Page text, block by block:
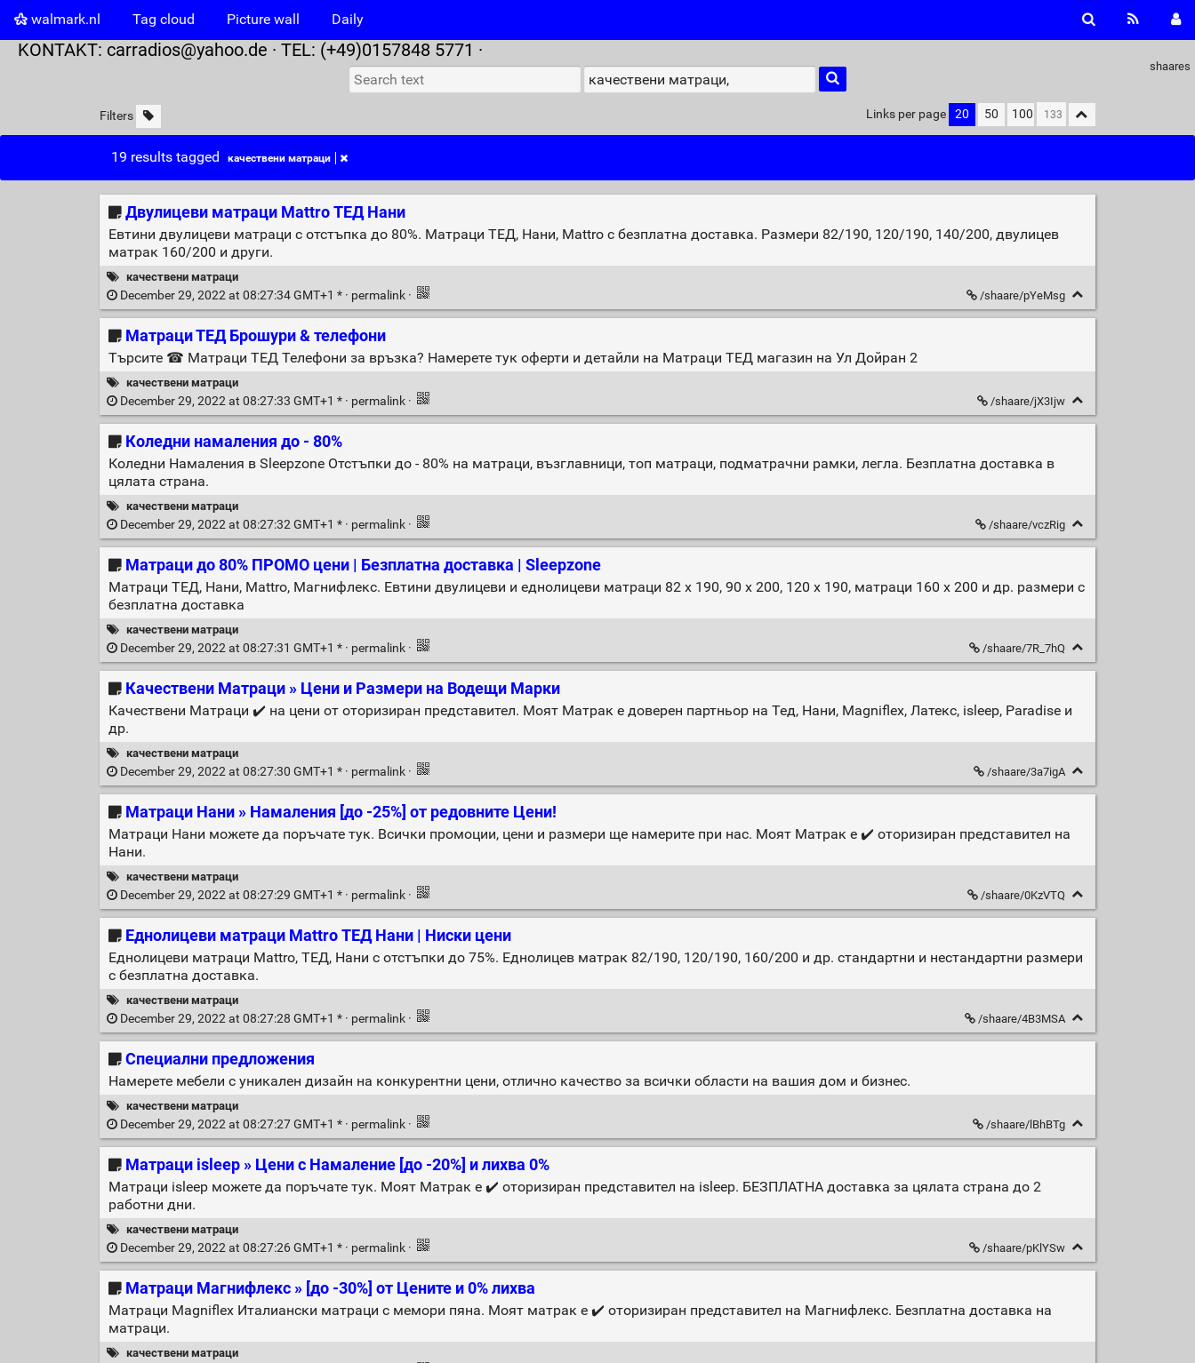
walmark.nl Tag cloud Picture wall Daily
KONTAKT: carradios@yahoo.de · TEL: (+49)0157848 5771 ·
shaares
Filters Links per page 20 50 100
19 results tagged качествени матраци
Двулицеви матраци Mattro ТЕД Нани
Евтини двулицеви матраци с отстъпка до 80%. Матраци ТЕД, Нани, Mattro с безплатна доставка. Размери 82/190, 120/190, 140/200, двулицев
матрак 160/200 и други.
качествени матраци
December 29, 2022 at 08:27:34 GMT+1 * · permalink · /shaare/pYeMsg
Матраци ТЕД Брошури & телефони
Търсите ☎ Матраци ТЕД Телефони за връзка? Намерете тук оферти и детайли на Матраци ТЕД магазин на Ул Дойран 2
качествени матраци
December 29, 2022 at 08:27:33 GMT+1 * · permalink · /shaare/jX3Ijw
Коледни намаления до - 80%
Коледни Намаления в Sleepzone Отстъпки до - 80% на матраци, възглавници, топ матраци, подматрачни рамки, легла. Безплатна доставка в
цялата страна.
качествени матраци
December 29, 2022 at 08:27:32 GMT+1 * · permalink · /shaare/vczRig
Матраци до 80% ПРОМО цени | Безплатна доставка | Sleepzone
Матраци ТЕД, Нани, Mattro, Магнифлекс. Евтини двулицеви и еднолицеви матраци 82 х 190, 90 х 200, 120 х 190, матраци 160 х 200 и др. размери с
безплатна доставка
качествени матраци
December 29, 2022 at 08:27:31 GMT+1 * · permalink · /shaare/7R_7hQ
Качествени Матраци » Цени и Размери на Водещи Марки
Качествени Матраци ✔️ на цени от оторизиран представител. Моят Матрак е доверен партньор на Тед, Нани, Magniflex, Латекс, isleep, Paradise и
др.
качествени матраци
December 29, 2022 at 08:27:30 GMT+1 * · permalink · /shaare/3a7igA
Матраци Нани » Намаления [до -25%] от редовните Цени!
Матраци Нани можете да поръчате тук. Всички промоции, цени и размери ще намерите при нас. Моят Матрак е ✔️ оторизиран представител на
Нани.
качествени матраци
December 29, 2022 at 08:27:29 GMT+1 * · permalink · /shaare/0KzVTQ
Еднолицеви матраци Mattro ТЕД Нани | Ниски цени
Еднолицеви матраци Mattro, ТЕД, Нани с отстъпки до 75%. Еднолицев матрак 82/190, 120/190, 160/200 и др. стандартни и нестандартни размери
с безплатна доставка.
качествени матраци
December 29, 2022 at 08:27:28 GMT+1 * · permalink · /shaare/4B3MSA
Специални предложения
Намерете мебели с уникален дизайн на конкурентни цени, отлично качество за всички области на вашия дом и бизнес.
качествени матраци
December 29, 2022 at 08:27:27 GMT+1 * · permalink · /shaare/lBhBTg
Матраци isleep » Цени с Намаление [до -20%] и лихва 0%
Матраци isleep можете да поръчате тук. Моят Матрак е ✔️ оторизиран представител на isleep. БЕЗПЛАТНА доставка за цялата страна до 2
работни дни.
качествени матраци
December 29, 2022 at 08:27:26 GMT+1 * · permalink · /shaare/pKlYSw
Матраци Магнифлекс » [до -30%] от Цените и 0% лихва
Матраци Magniflex Италиански матраци с мемори пяна. Моят матрак е ✔️ оторизиран представител на Магнифлекс. Безплатна доставка на
матраци.
качествени матраци